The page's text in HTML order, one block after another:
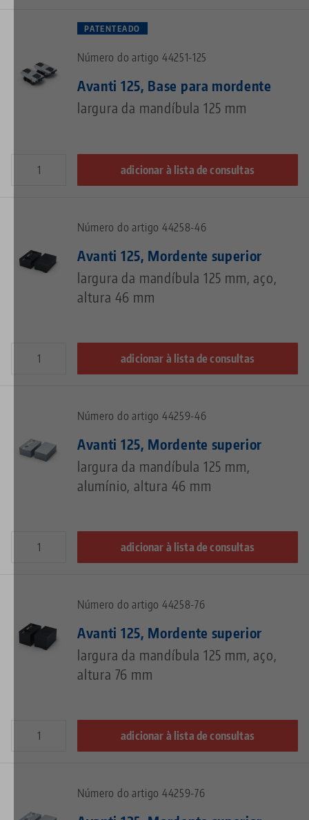
PATENTEADO
Número do artigo 44251-125
Avanti 125, Base para mordente
largura da mandíbula 125 mm
adicionar à lista de consultas
Número do artigo 44258-46
Avanti 125, Mordente superior
largura da mandíbula 125 mm, aço,
altura 46 mm
adicionar à lista de consultas
Número do artigo 44259-46
Avanti 125, Mordente superior
largura da mandíbula 125 mm,
alumínio, altura 46 mm
adicionar à lista de consultas
Número do artigo 44258-76
Avanti 125, Mordente superior
largura da mandíbula 125 mm, aço,
altura 76 mm
adicionar à lista de consultas
Número do artigo 44259-76